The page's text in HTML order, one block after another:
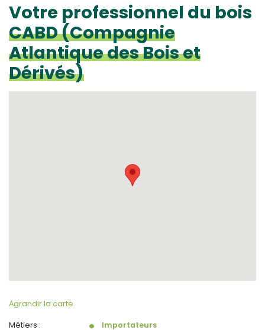
Votre professionnel du bois
CABD (Compagnie
Atlantique des Bois et
Dérivés)
Agrandir la carte
Métiers : Importateurs